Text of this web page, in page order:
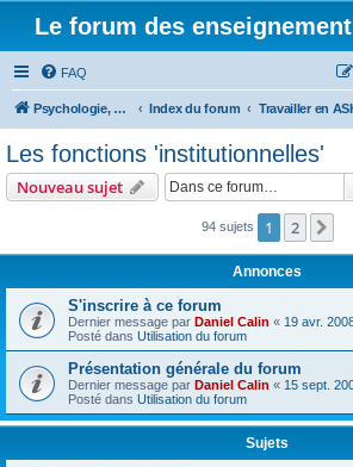
Le forum des
FAQ
Psychologie, éducation & enseignement spécialisé Index du forum Travailler en
Les fonctions 'institutionnelles'
Nouveau sujet
94 sujets 1 2
Annonces
S'inscrire à ce forum
Dernier message par Daniel Calin « 19 avr.
Posté dans Utilisation du forum
Présentation générale du forum
Dernier message par Daniel Calin « 15 sept.
Posté dans Utilisation du forum
Sujets